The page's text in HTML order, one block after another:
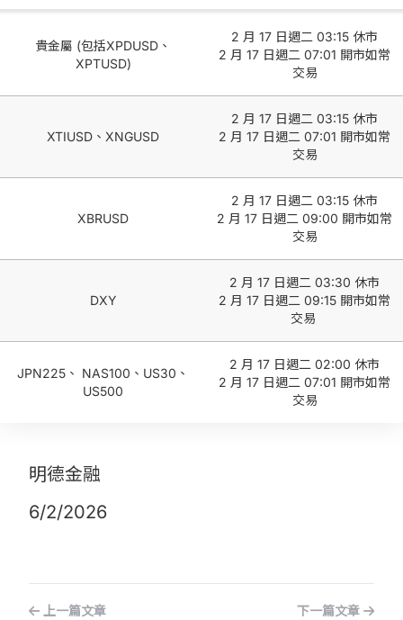
貴金屬 (包括XPDUSD、
XPTUSD)
2 月 17 日週二 03:15 休市
2 月 17 日週二 07:01 開市如常
交易
XTIUSD、XNGUSD
2 月 17 日週二 03:15 休市
2 月 17 日週二 07:01 開市如常
交易
XBRUSD
2 月 17 日週二 03:15 休市
2 月 17 日週二 09:00 開市如常
交易
DXY
2 月 17 日週二 03:30 休市
2 月 17 日週二 09:15 開市如常
交易
JPN225、 NAS100、US30、
US500
2 月 17 日週二 02:00 休市
2 月 17 日週二 07:01 開市如常
交易
明德金融
6/2/2026
上一篇文章 下一篇文章